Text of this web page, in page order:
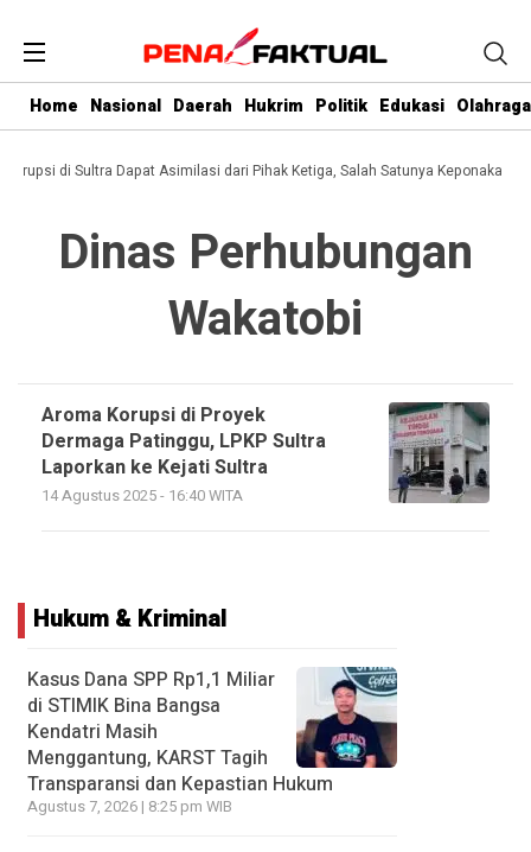
Home Nasional Daerah Hukrim Politik Edukasi Olahraga
di Sultra Dapat Asimilasi dari Pihak Ketiga, Salah Satunya Keponakan
Dinas Perhubungan
Wakatobi
Aroma Korupsi di Proyek
Dermaga Patinggu, LPKP Sultra
Laporkan ke Kejati Sultra
14 Agustus 2025 - 16:40 WITA
Hukum & Kriminal
Kasus Dana SPP Rp1,1 Miliar
di STIMIK Bina Bangsa
Kendatri Masih
Menggantung, KARST Tagih
Transparansi dan Kepastian Hukum
Agustus 7, 2026 | 8:25 pm WIB